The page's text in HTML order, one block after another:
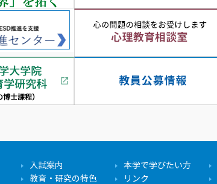
入試案内 本学で学びたい方
教育・研究の特色 リンク